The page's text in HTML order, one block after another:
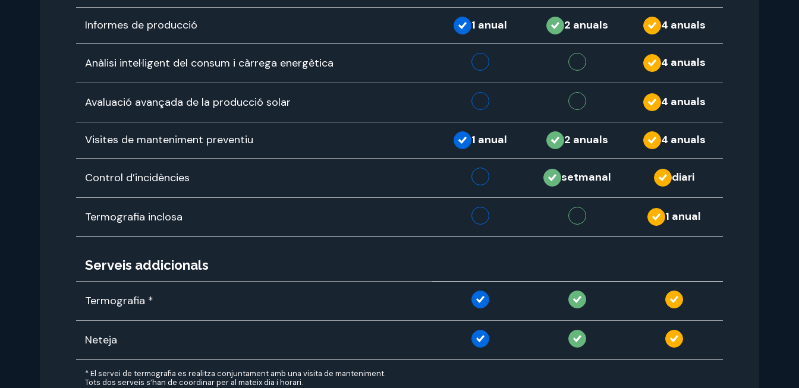
Informes de producció 1 anual 2 anuals 4 anuals
Anàlisi intel·ligent del consum i càrrega energètica 4 anuals
Avaluació avançada de la producció solar 4 anuals
Visites de manteniment preventiu 1 anual 2 anuals 4 anuals
Control d’incidències setmanal diari
Termografia inclosa 1 anual
Serveis addicionals
Termografia *
Neteja
* El servei de termografia es realitza conjuntament amb una visita de manteniment.
Tots dos serveis s’han de coordinar per al mateix dia i horari.